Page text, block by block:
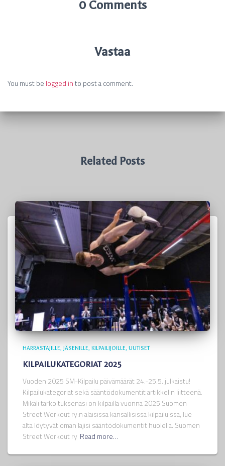
0 Comments
Vastaa
You must belogged into post a comment.
Related Posts
HARRASTAJILLE JÄSENILLE KILPAILIJOILLE UUTISET
KILPAILUKATEGORIAT 2025
Vuoden 2025 SM-Kilpailu päivämäärät 24.-25.5. julkaistu!
Kilpailukategoriat sekä sääntödokumentit artikkelin liitteenä.
Mikäli tarkoituksenasi on kilpailla vuonna 2025 Suomen
Street Workout ry:n alaisissa kansallisissa kilpailuissa, lue
alta löytyvät oman lajisi sääntödokumentit huolella. Suomen
Street Workout ry Read more…